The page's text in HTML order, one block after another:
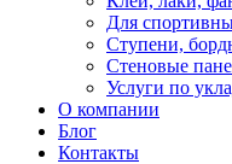
Для
Ступени,
Стеновые
Услуги по
О компании
Блог
Контакты